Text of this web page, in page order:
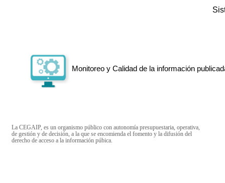
Monitoreo y Calidad de la información
La CEGAIP, es un organismo público con autonomía presupuestaria, operativa,
de gestión y de decisión, a la que se encomienda el fomento y la difusión del
derecho de acceso a la información púbica.